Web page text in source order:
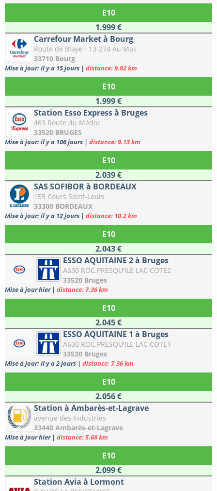
E10
1.999 €
Carrefour Market à Bourg
Route de Blaye - 13-274 Au Mas
33710 Bourg
Mise à jour: il y a 15 jours | distance: 9.92 km
E10
1.999 €
Station Esso Express à Bruges
463 Route du Médoc
33520 BRUGES
Mise à jour: il y a 106 jours | distance: 9.13 km
E10
2.039 €
SAS SOFIBOR à BORDEAUX
155 Cours Saint-Louis
33300 BORDEAUX
Mise à jour: il y a 12 jours | distance: 10.2 km
E10
2.043 €
ESSO AQUITAINE 2 à Bruges
A630 ROC.PRESQU'ILE LAC COTE2
33520 Bruges
Mise à jour hier | distance: 7.36 km
E10
2.045 €
ESSO AQUITAINE 1 à Bruges
A630 ROC.PRESQU'ILE LAC COTE1
33520 Bruges
Mise à jour: il y a 2 jours | distance: 7.36 km
E10
2.056 €
Station à Ambarès-et-Lagrave
avenue des Industries
33440 Ambarès-et-Lagrave
Mise à jour hier | distance: 5.68 km
E10
2.099 €
Station Avia à Lormont